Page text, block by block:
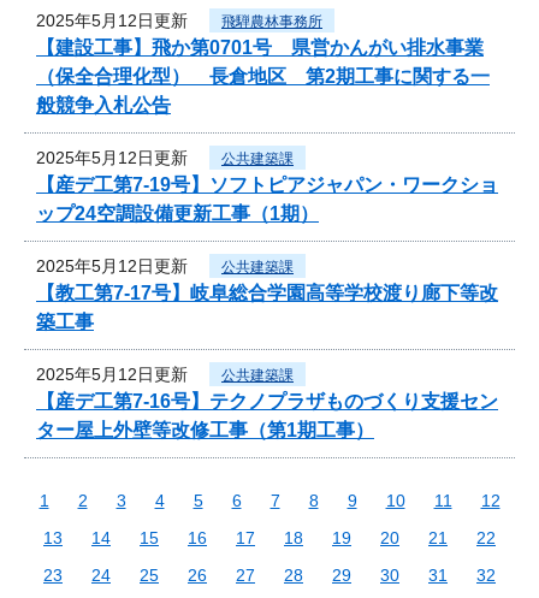
2025年5月12日更新 飛騨農林事務所
【建設工事】飛か第0701号 県営かんがい排水事業
（保全合理化型） 長倉地区 第2期工事に関する一
般競争入札公告
2025年5月12日更新 公共建築課
【産デ工第7-19号】ソフトピアジャパン・ワークショ
ップ24空調設備更新工事（1期）
2025年5月12日更新 公共建築課
【教工第7-17号】岐阜総合学園高等学校渡り廊下等改
築工事
2025年5月12日更新 公共建築課
【産デ工第7-16号】テクノプラザものづくり支援セン
ター屋上外壁等改修工事（第1期工事）
1 2 3 4 5 6 7 8 9 10 11
12
13
14 15 16 17 18 19 20 21
22
23
24 25 26 27 28 29 30 31
32